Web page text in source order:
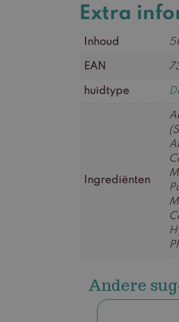
Extra
Inhoud
EAN
huidtype
Ingrediënten
Andere